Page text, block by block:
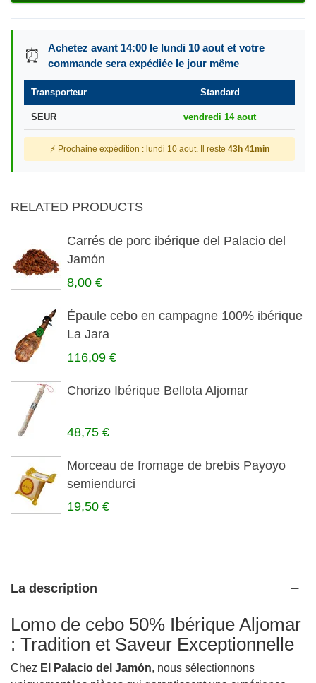
⏰
Achetez avant 14:00 le lundi 10 aout et votre
commande sera expédiée le jour même
Transporteur Standard
SEUR vendredi 14 aout
⚡ Prochaine expédition : lundi 10 aout. Il reste 43h 41min
RELATED PRODUCTS
Carrés de porc ibérique del Palacio del
Jamón
8,00 €
Épaule cebo en campagne 100% ibérique
La Jara
116,09 €
Chorizo Ibérique Bellota Aljomar
48,75 €
Morceau de fromage de brebis Payoyo
semiendurci
19,50 €
La description
Lomo de cebo 50% Ibérique Aljomar
: Tradition et Saveur Exceptionnelle
Chez El Palacio del Jamón, nous sélectionnons